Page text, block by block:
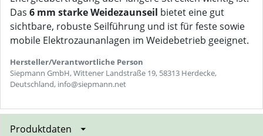
Das 6 mm starke Weidezaunseil bietet eine gut
sichtbare, robuste Seilführung und ist für feste sowie
mobile Elektrozaunanlagen im Weidebetrieb geeignet.
Hersteller/Verantwortliche Person
Siepmann GmbH, Wittener Landstraße 19, 58313 Herdecke,
Deutschland, info@siepmann.net
Produktdaten